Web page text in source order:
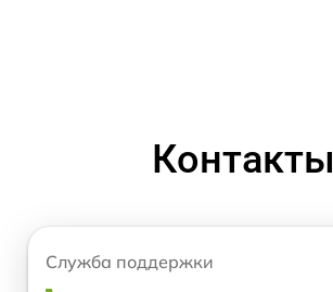
Контакты
Служба поддержки